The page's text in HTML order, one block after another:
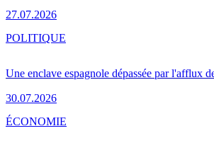
27.07.2026
Une enclave espagnole dépassée par l'afflux
30.07.2026
POLITIQUE
ÉCONOMIE